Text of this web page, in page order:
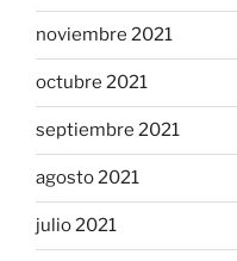
noviembre 2021
octubre 2021
septiembre 2021
agosto 2021
julio 2021